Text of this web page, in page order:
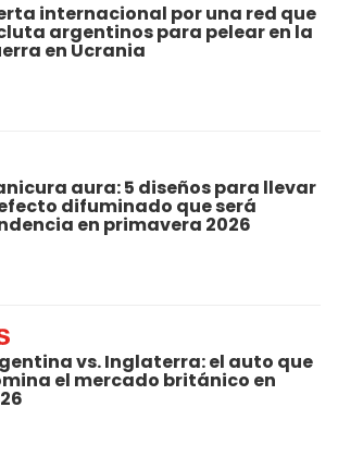
internacional por una red que
argentinos para pelear en la
en Ucrania
aura: 5 diseños para llevar
difuminado que será
en primavera 2026
vs. Inglaterra: el auto que
el mercado británico en